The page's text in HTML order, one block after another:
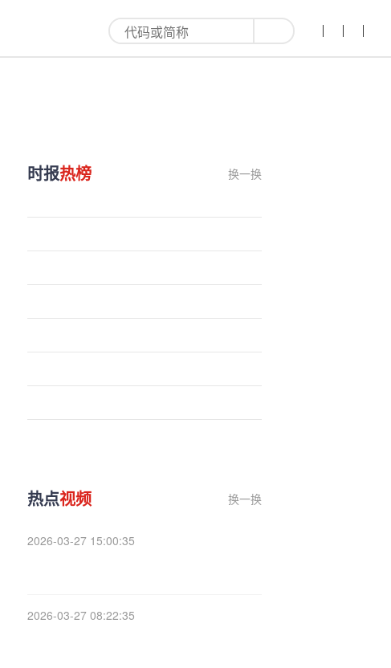
时报热榜 换一换
热点视频 换一换
2026-03-27 15:00:35
2026-03-27 08:22:35